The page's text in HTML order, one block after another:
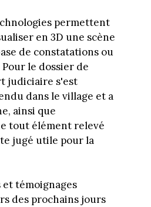
permettent
en 3D une scène
de constatations ou
le dossier de
judiciaire s'est
dans le village et a
ainsi que
tout élément relevé
jugé utile pour la
témoignages
des prochains jours